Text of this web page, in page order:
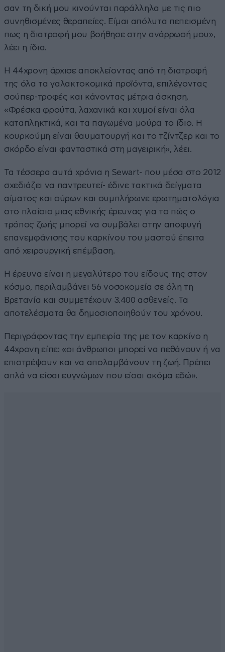
σαν τη δική μου κινούνται παράλληλα με τις πιο
συνηθισμένες θεραπείες. Είμαι απόλυτα πεπεισμένη
πως η διατροφή μου βοήθησε στην ανάρρωσή μου»,
λέει η ίδια.
Η 44χρονη άρχισε αποκλείοντας από τη διατροφή
της όλα τα γαλακτοκομικά προϊόντα, επιλέγοντας
σούπερ-τροφές και κάνοντας μέτρια άσκηση.
«Φρέσκα φρούτα, λαχανικά και χυμοί είναι όλα
καταπληκτικά, και τα παγωμένα μούρα το ίδιο. Η
κουρκούμη είναι θαυματουργή και το τζίντζερ και το
σκόρδο είναι φανταστικά στη μαγειρική», λέει.
Τα τέσσερα αυτά χρόνια η Sewart- που μέσα στο 2012
σχεδιάζει να παντρευτεί- έδινε τακτικά δείγματα
αίματος και ούρων και συμπλήρωνε ερωτηματολόγια
στο πλαίσιο μιας εθνικής έρευνας για το πώς ο
τρόπος ζωής μπορεί να συμβάλει στην αποφυγή
επανεμφάνισης του καρκίνου του μαστού έπειτα
από χειρουργική επέμβαση.
Η έρευνα είναι η μεγαλύτερο του είδους της στον
κόσμο, περιλαμβάνει 56 νοσοκομεία σε όλη τη
Βρετανία και συμμετέχουν 3.400 ασθενείς. Τα
αποτελέσματα θα δημοσιοποιηθούν του χρόνου.
Περιγράφοντας την εμπειρία της με τον καρκίνο η
44χρονη είπε: «οι άνθρωποι μπορεί να πεθάνουν ή να
επιστρέψουν και να απολαμβάνουν τη ζωή. Πρέπει
απλά να είσαι ευγνώμων που είσαι ακόμα εδώ».